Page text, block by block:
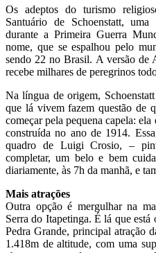
Os adeptos do turismo
Santuário de Schoenstatt,
durante a Primeira Guerra
nome, que se espalhou pelo
sendo 22 no Brasil. A versão de
recebe milhares de peregrinos
Na língua de origem,
que lá vivem fazem questão de
começar pela pequena capela:
construída no ano de 1914.
quadro de Luigi Crosio, –
completar, um belo e bem
diariamente, às 7h da manhã, e
Mais atrações
Outra opção é mergulhar na
Serra do Itapetinga. É lá que
Pedra Grande, principal atração
1.418m de altitude, com uma